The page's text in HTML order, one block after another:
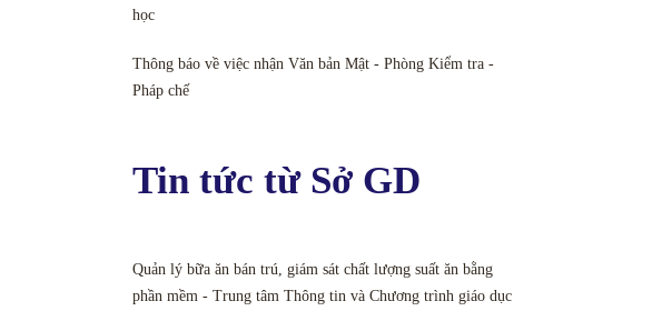
học
Thông báo về việc nhận Văn bản Mật - Phòng Kiểm tra -
Pháp chế
Tin tức từ Sở GD
Quản lý bữa ăn bán trú, giám sát chất lượng suất ăn bằng
phần mềm - Trung tâm Thông tin và Chương trình giáo dục